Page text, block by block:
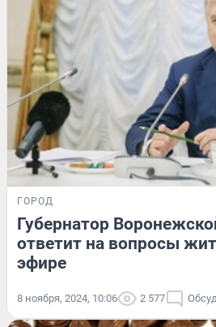
ГОРОД
Губернатор
ответит на вопросы
эфире
8 ноября, 2024, 10:06 2 577